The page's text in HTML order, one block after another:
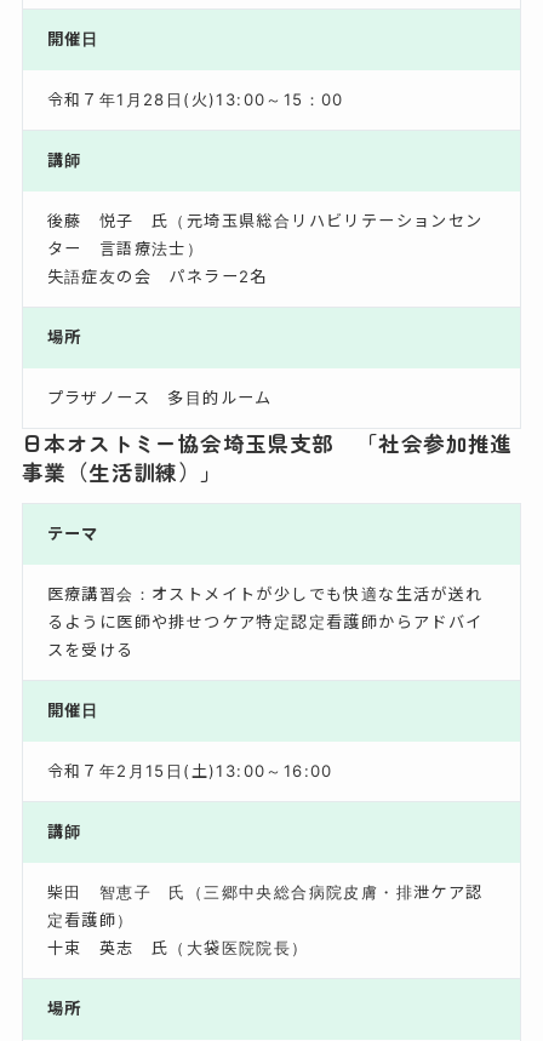
開催日
令和７年1月28日(火)13:00～15：00
講師
後藤 悦子 氏（元埼玉県総合リハビリテーションセン
ター 言語療法士）
失語症友の会 パネラー2名
場所
プラザノース 多目的ルーム
日本オストミー協会埼玉県支部 「社会参加推進
事業（生活訓練）」
テーマ
医療講習会：オストメイトが少しでも快適な生活が送れ
るように医師や排せつケア特定認定看護師からアドバイ
スを受ける
開催日
令和７年2月15日(土)13:00～16:00
講師
柴田 智恵子 氏（三郷中央総合病院皮膚・排泄ケア認
定看護師）
十束 英志 氏（大袋医院院長）
場所